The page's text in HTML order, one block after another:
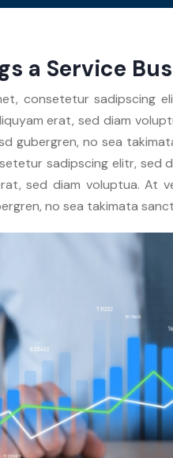
a Service
consetetur sadipscing
erat, sed diam
gubergren, no sea
sadipscing elitr, sed
sed diam voluptua.
no sea takimata